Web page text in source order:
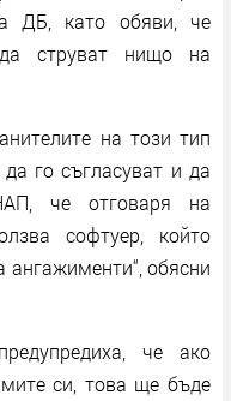
ДБ, като обяви, че
струват нищо на
на този тип
го съгласуват и да
че отговаря на
софтуер, който
ангажименти“, обясни
че ако
си, това ще бъде